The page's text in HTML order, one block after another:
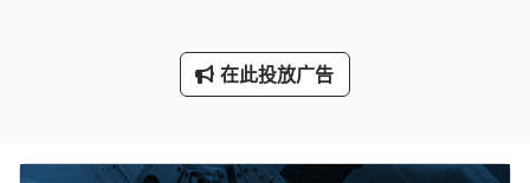
龙门起重机
在此投放广告